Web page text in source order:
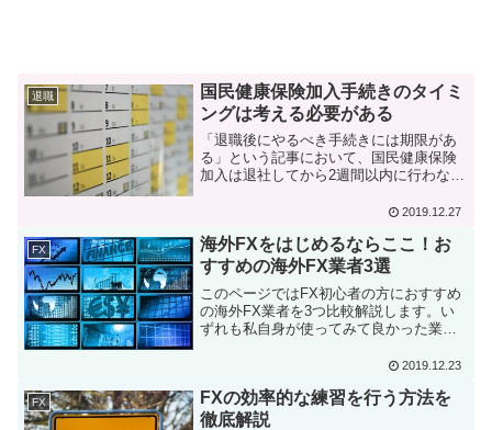
退職
国民健康保険加入手続きのタイミ
ングは考える必要がある
「退職後にやるべき手続きには期限があ
る」という記事において、国民健康保険
加入は退社してから2週間以内に行わなけ
いではないのですが、私の場合はもう少
っています。今回は国民...
2019.12.27
FX
海外FXをはじめるならここ！お
すすめの海外FX業者3選
このページではFX初心者の方におすすめ
の海外FX業者を3つ比較解説します。い
ずれも私自身が使ってみて良かった業者
す。このページを読めば、どの海外FX業
2019.12.23
FX
FXの効率的な練習を行う方法を
徹底解説